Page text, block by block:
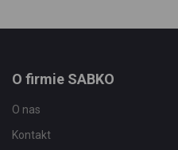
O firmie SABKO
O nas
Kontakt